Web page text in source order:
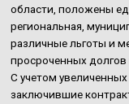
области, положены
региональная,
различные льготы и
просроченных
С учетом
заключившие